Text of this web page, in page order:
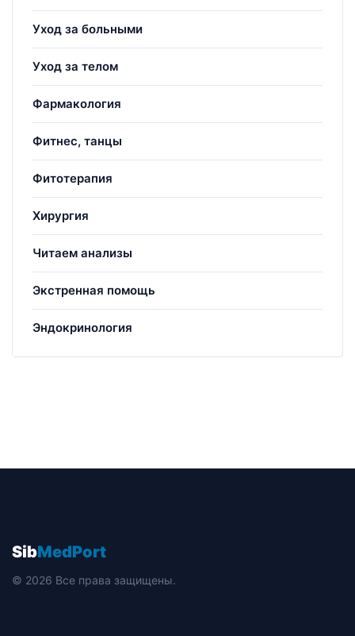
Уход за больными
Уход за телом
Фармакология
Фитнес, танцы
Фитотерапия
Хирургия
Читаем анализы
Экстренная помощь
Эндокринология
SibMedPort
© 2026 Все права защищены.